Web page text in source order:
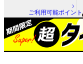
ご利用可能ポイント